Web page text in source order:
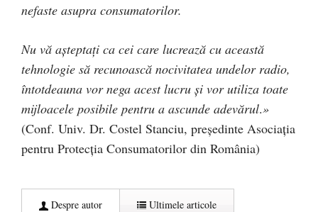
nefaste asupra consumatorilor.
Nu vă așteptați ca cei care lucrează cu această
tehnologie să recunoască nocivitatea undelor radio,
întotdeauna vor nega acest lucru și vor utiliza toate
mijloacele posibile pentru a ascunde adevărul.»
(Conf. Univ. Dr. Costel Stanciu, președinte Asociația
pentru Protecția Consumatorilor din România)
Despre autor Ultimele articole